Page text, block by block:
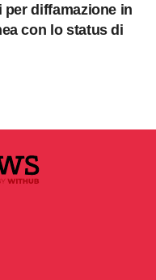
per diffamazione in
con lo status di